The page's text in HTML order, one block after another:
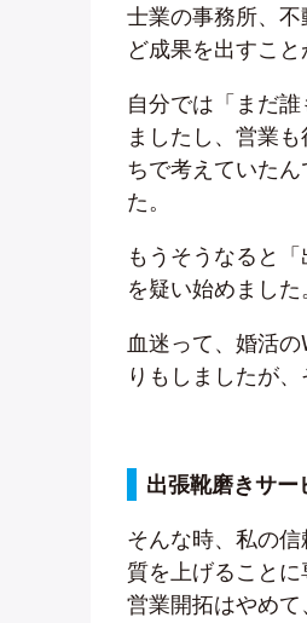
士業の事務所、
ど成果を出すこと
自分では「まだ
ましたし、営業
ちで考えていた
た。
もうそうなると
を疑い始めまし
血迷って、婚活
りもしましたが
出張靴磨きサー
そんな時、私の
質を上げること
営業開拓はやめ